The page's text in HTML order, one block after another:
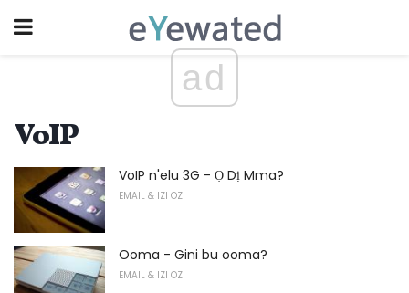
ad
VoIP
VoIP n'elu 3G - Ọ Dị Mma?
EMAIL & IZI OZI
Ooma - Gini bu ooma?
EMAIL & IZI OZI